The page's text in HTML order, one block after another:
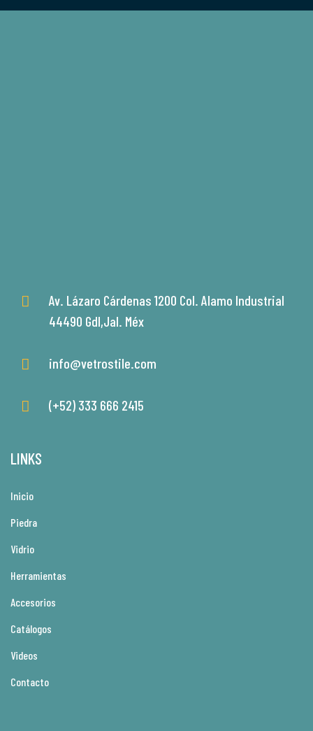
Av. Lázaro Cárdenas 1200 Col. Alamo Industrial
44490 Gdl,Jal. Méx
info@vetrostile.com
(+52) 333 666 2415
LINKS
Inicio
Piedra
Vidrio
Herramientas
Accesorios
Catálogos
Videos
Contacto